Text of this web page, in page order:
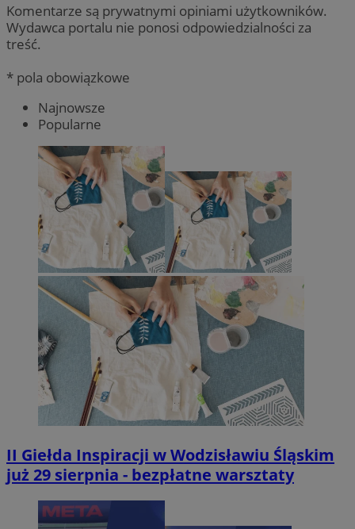
Komentarze są prywatnymi opiniami użytkowników.
Wydawca portalu nie ponosi odpowiedzialności za
treść.
* pola obowiązkowe
Najnowsze
Popularne
II Giełda Inspiracji w Wodzisławiu Śląskim
już 29 sierpnia - bezpłatne warsztaty